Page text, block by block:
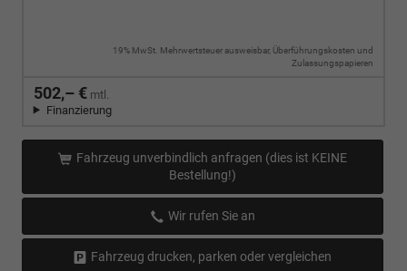
19% MwSt. Mehrwertsteuer ausweisbar, Überführungskosten und
Zulassungspapieren
502,– € mtl.
Finanzierung
Fahrzeug unverbindlich anfragen (dies ist KEINE
Bestellung!)
Wir rufen Sie an
Fahrzeug drucken, parken oder vergleichen